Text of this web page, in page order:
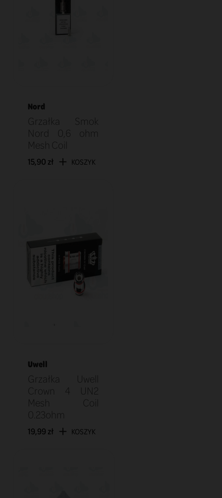
Nord
Grzałka Smok
Nord 0,6 ohm
Mesh Coil
15,90 zł KOSZYK
Uwell
Grzałka Uwell
Crown 4 UN2
Mesh Coil
0.23ohm
19,99 zł KOSZYK